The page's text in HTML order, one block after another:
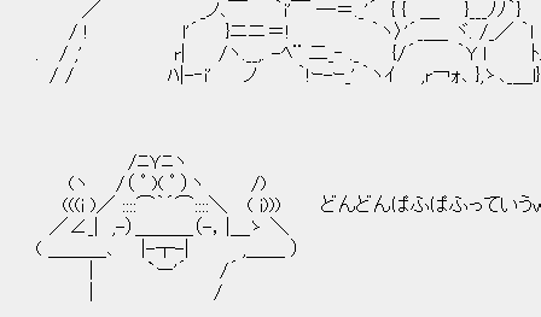
／ _ノ､￣ ｀i'￣ ―＝._'´ { { ＿ }___
/ ! l'´ }ニニ＝! ｀ヽ〉'´_＿_ ヾ. /_
. / ,' r| /ヽ.__,. -ﾍ¨ 二_‐ ._ {/´ ｀
/ / ﾊ|-‐i' ノ ｀!ｰ-ｰ_' ｀ヽｲ ,r￢ｫ､ },ゝ､
/ﾆＹﾆヽ
(ヽ /（ ﾟ )( ﾟ ）ヽ /)
(((i )／ ::::⌒｀´⌒::::＼ ( i))) どんどんぱふぱふっていうｗ
／∠_| ,-）＿＿＿（-，|＿ゝ ＼
( ＿＿＿､ |-┬-| ,＿＿ ）
| `ー'´ /´
| /